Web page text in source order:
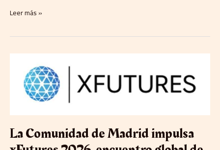
Leer más »
La Comunidad de Madrid impulsa
Comunidad
Madrid
impulsa
2026,
encuentro
global
de